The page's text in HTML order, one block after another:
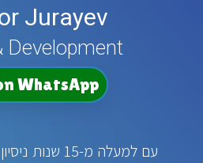
Jurayev
Development
WhatsApp
עם למעלה מ-15